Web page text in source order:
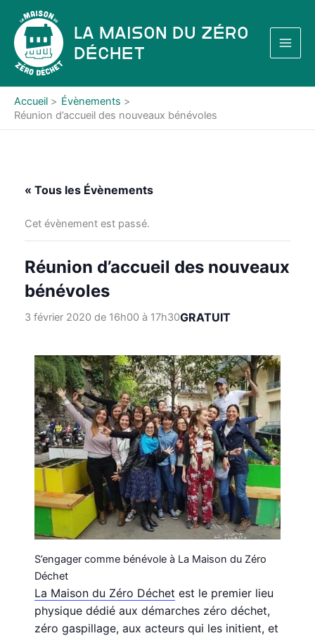
contenu
La Maison du Zéro
Déchet
Accueil
Évènements
Réunion d’accueil des nouveaux bénévoles
« Tous les Évènements
Cet évènement est passé.
Réunion d’accueil des nouveaux
bénévoles
3 février 2020 de 16h00à 17h30GRATUIT
S’engager comme bénévole à La Maison du Zéro
Déchet
La Maison du Zéro Déchet est le premier lieu
physique dédié aux démarches zéro déchet,
zéro gaspillage, aux acteurs qui les initient, et